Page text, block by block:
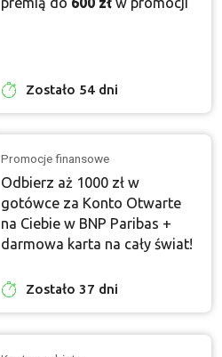
Zostało 54 dni
Promocje finansowe
Odbierz aż 1000 zł w
gotówce za Konto Otwarte
na Ciebie w BNP Paribas +
darmowa karta na cały świat!
Zostało 37 dni